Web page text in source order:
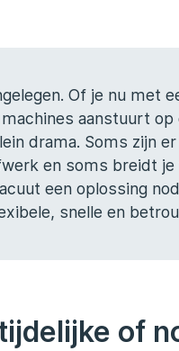
Of je nu met
aanstuurt
drama. Soms zijn
en soms breidt je
een oplossing
snelle en
of